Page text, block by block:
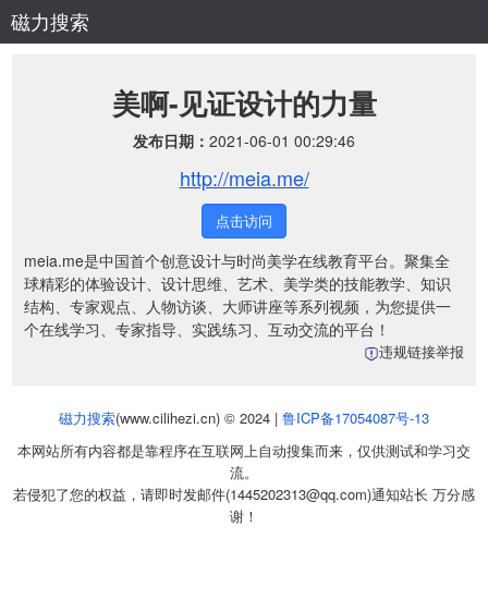
磁力搜索
美啊-见证设计的力量
发布日期： 2021-06-01 00:29:46
http://meia.me/
点击访问
meia.me是中国首个创意设计与时尚美学在线教育平台。聚集全
球精彩的体验设计、设计思维、艺术、美学类的技能教学、知识
结构、专家观点、人物访谈、大师讲座等系列视频，为您提供一
个在线学习、专家指导、实践练习、互动交流的平台！
违规链接举报
磁力搜索(www.cilihezi.cn) © 2024 | 鲁ICP备17054087号-13
本网站所有内容都是靠程序在互联网上自动搜集而来，仅供测试和学习交
流。
若侵犯了您的权益，请即时发邮件(1445202313@qq.com)通知站长 万分感
谢！